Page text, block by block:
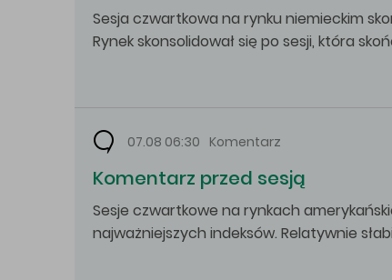
Sesja czwartkowa na rynku niemieckim
Rynek skonsolidował się po sesji, która
07.08 06:30 Komentarz
Komentarz przed sesją
Sesje czwartkowe na rynkach
najważniejszych indeksów. Relatywnie